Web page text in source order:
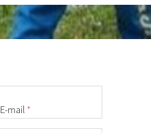
E-mail *